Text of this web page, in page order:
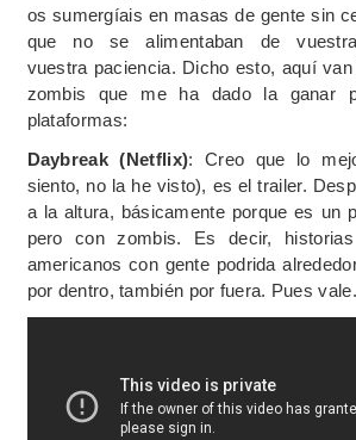
os sumergíais en masas de gente sin
que no se alimentaban de
vuestra paciencia. Dicho esto, aquí
zombis que me ha dado la ganar
plataformas:
Daybreak (Netflix): Creo que lo
siento, no la he visto), es el trailer.
a la altura, básicamente porque es un
pero con zombis. Es decir,
americanos con gente podrida
por dentro, también por fuera. Pues vale.